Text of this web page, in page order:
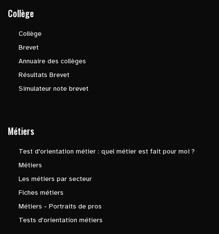
Collège
Collège
Brevet
Annuaire des collèges
Résultats Brevet
Simulateur note brevet
Métiers
Test d'orientation métier : quel métier est fait pour moi ?
Métiers
Les métiers par secteur
Fiches métiers
Métiers - Portraits de pros
Tests d'orientation métiers